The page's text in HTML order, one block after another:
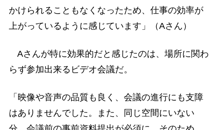
かけられることもなくなったため、仕事の効率が
上がっているように感じています」（Aさん）
Aさんが特に効果的だと感じたのは、場所に関わ
らず参加出来るビデオ会議だ。
「映像や音声の品質も良く、会議の進行にも支障
はありませんでした。また、同じ空間にいない